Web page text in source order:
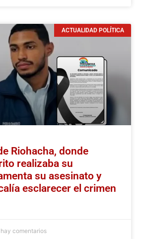
ACTUALIDAD POLÍTICA
Riohacha, donde
realizaba su
su asesinato y
esclarecer el crimen
comentarios